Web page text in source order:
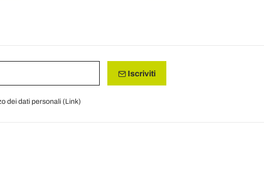
Iscriviti
dei dati personali (Link)